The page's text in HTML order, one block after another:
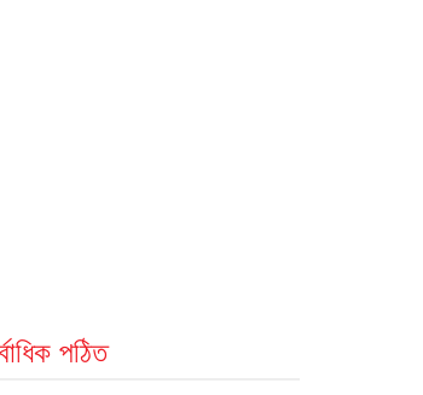
পঠিত